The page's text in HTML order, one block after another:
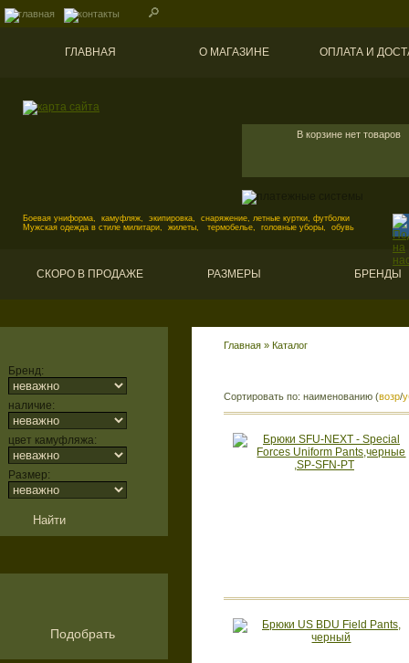
ГЛАВНАЯ О МАГАЗИНЕ ОПЛАТА И
В корзине нет товаров
Боевая униформа, камуфляж, экипировка, снаряжение, летные куртки, футболки
Мужская одежда в стиле милитари, жилеты, термобелье, головные уборы, обувь
СКОРО В ПРОДАЖЕ РАЗМЕРЫ БРЕНДЫ
Бренд:
наличие:
цвет камуфляжа:
Размер:
Подобрать
Главная » Каталог
Сортировать по: наименованию (возр/